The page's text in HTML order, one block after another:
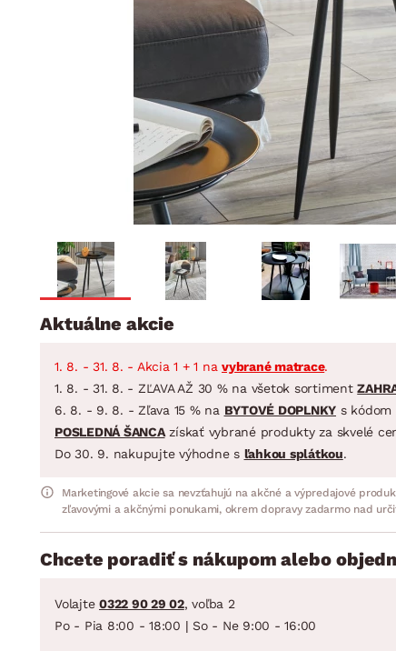
Detská izba
Kuchyňa
Kúpeľňa
Záhrada
Domácnosť
Závesy a žalúzie
STOLOVANIE A
Jedálenský servis
Príbory
Hrnce
Panvice
Zobrazit vše
Kúpeľňové
Jedálenské
Záhradné
Aktuálne akcie
1. 8. - 31. 8. - Akcia 1 + 1 na vybrané matrace.
1. 8. - 31. 8. - ZĽAVA AŽ 30 % na všetok sortiment
6. 8. - 9. 8. - Zľava 15 % na BYTOVÉ DOPLNKY s kódom
POSLEDNÁ ŠANCAzískať vybrané produkty za skvelé
Do 30. 9. nakupujte výhodne s ľahkou splátkou.
Marketingové akcie sa nevzťahujú na akčné a výpredajové
zľavovými a akčnými ponukami, okrem dopravy zadarmo nad
Chcete poradiť s nákupom alebo
Volajte 0322 90 29 02, voľba 2
Po - Pia 8:00 - 18:00 | So - Ne 9:00 - 16:00